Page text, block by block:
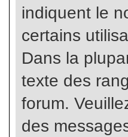
indiquent le
certains
Dans la
texte des
forum.
des